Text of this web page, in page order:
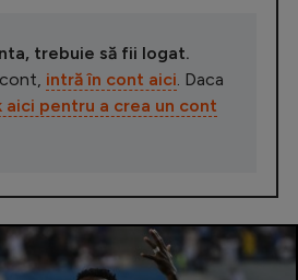
trebuie să fii logat.
intră în cont aici . Daca
aici pentru a crea un cont